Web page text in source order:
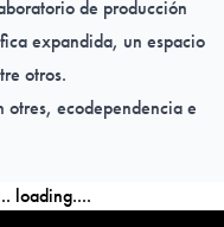
de producción
expandida, un espacio
otros.
otres, ecodependencia e
porque
organizadas desde
loading....